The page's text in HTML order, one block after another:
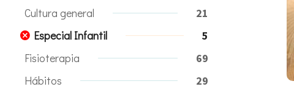
Cultura general
21
Especial Infantil
5
Fisioterapia
69
Hábitos
29